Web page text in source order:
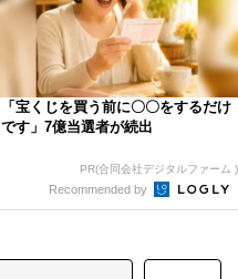
「宝くじを買う前に〇〇をするだけ
です」7億当選者が続出
PR(合同会社デジタルファーム )
Recommended by